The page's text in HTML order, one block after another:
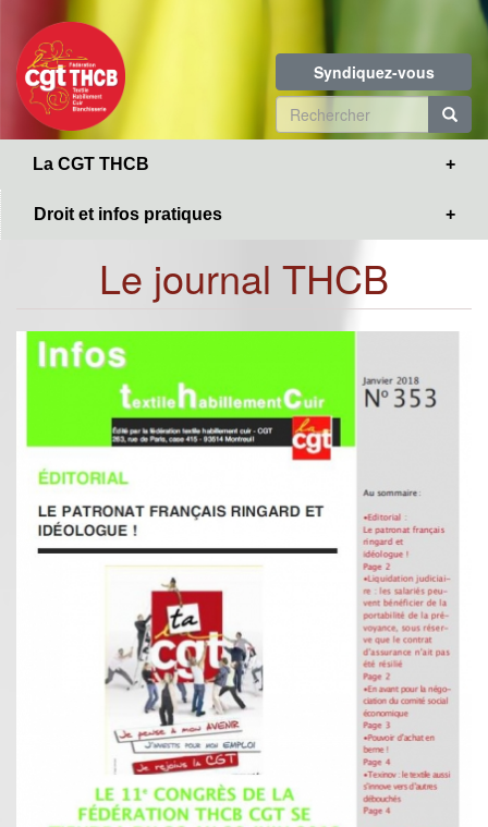
contenu
principal
Syndiquez-vous
Formulaire
de
La CGT THCB
Droit et infos pratiques
Le journal THCB